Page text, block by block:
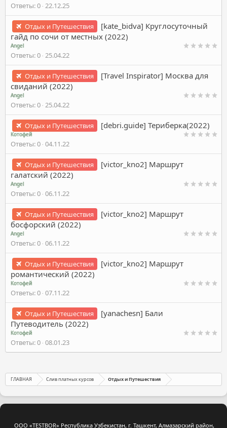
Ответы 0 22.12.25
Отдых и Путешествия
[kate_bidva] Круглосуточный
гайд по сочи от местных (2022)
Angel
Ответы 0 25.04.22
Отдых и Путешествия
[Travel Inspirator] Москва для
свиданий (2022)
Angel
Ответы 0 25.04.22
Отдых и Путешествия [debri.guide] Териберка(2022)
Котофей
Ответы 0 04.11.22
Отдых и Путешествия
[victor_kno2] Маршрут
галатский (2022)
Angel
Ответы 0 06.11.22
Отдых и Путешествия
[victor_kno2] Маршрут
босфорский (2022)
Angel
Ответы 0 06.11.22
Отдых и Путешествия
[victor_kno2] Маршрут
романтический (2022)
Котофей
Ответы 0 07.11.22
Отдых и Путешествия
[yanachesn] Бали
Путеводитель (2022)
Котофей
Ответы 0 08.01.23
ГЛАВНАЯ Слив платных курсов Отдых и Путешествия
ООО «TESTBOR» Республика Узбекистан, г. Ташкент, Алмазарский район,